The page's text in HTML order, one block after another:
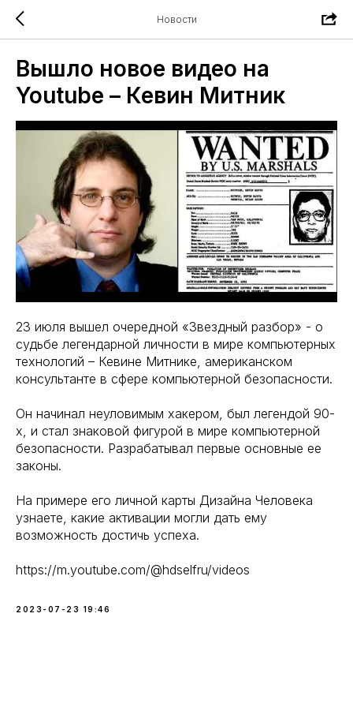
Новости
Вышло новое видео на
Youtube – Кевин Митник
23 июля вышел очередной «Звездный разбор» - о
судьбе легендарной личности в мире компьютерных
технологий – Кевине Митнике, американском
консультанте в сфере компьютерной безопасности.
Он начинал неуловимым хакером, был легендой 90-
х, и стал знаковой фигурой в мире компьютерной
безопасности. Разрабатывал первые основные ее
законы.
На примере его личной карты Дизайна Человека
узнаете, какие активации могли дать ему
возможность достичь успеха.
https://m.youtube.com/@hdselfru/videos
2023-07-23 19:46